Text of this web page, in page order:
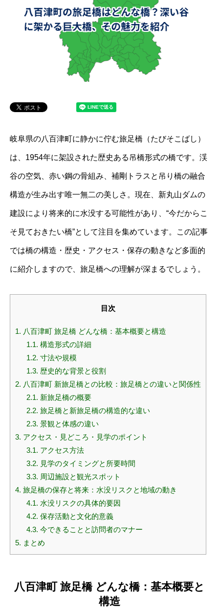
岐阜県の八百津町に静かに佇む旅足橋（たびそこばし）
は、1954年に架設された歴史ある吊橋形式の橋です。渓
谷の空気、赤い鋼の骨組み、補剛トラスと吊り橋の融合
構造が生み出す唯一無二の美しさ。現在、新丸山ダムの
建設により将来的に水没する可能性があり、“今だからこ
そ見ておきたい橋”として注目を集めています。この記事
では橋の構造・歴史・アクセス・保存の動きなど多面的
に紹介しますので、旅足橋への理解が深まるでしょう。
目次
1. 八百津町 旅足橋 どんな橋：基本概要と構造
1.1. 構造形式の詳細
1.2. 寸法や規模
1.3. 歴史的な背景と役割
2. 八百津町 新旅足橋との比較：旅足橋との違いと関係性
2.1. 新旅足橋の概要
2.2. 旅足橋と新旅足橋の構造的な違い
2.3. 景観と体感の違い
3. アクセス・見どころ・見学のポイント
3.1. アクセス方法
3.2. 見学のタイミングと所要時間
3.3. 周辺施設と観光スポット
4. 旅足橋の保存と将来：水没リスクと地域の動き
4.1. 水没リスクの具体的要因
4.2. 保存活動と文化的意義
4.3. 今できることと訪問者のマナー
5. まとめ
八百津町 旅足橋 どんな橋：基本概要と
構造